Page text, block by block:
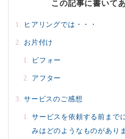
この記事に書いて
ヒアリングでは・・・
お片付け
ビフォー
アフター
サービスのご感想
サービスを依頼する前まで
みはどのようなものがあり